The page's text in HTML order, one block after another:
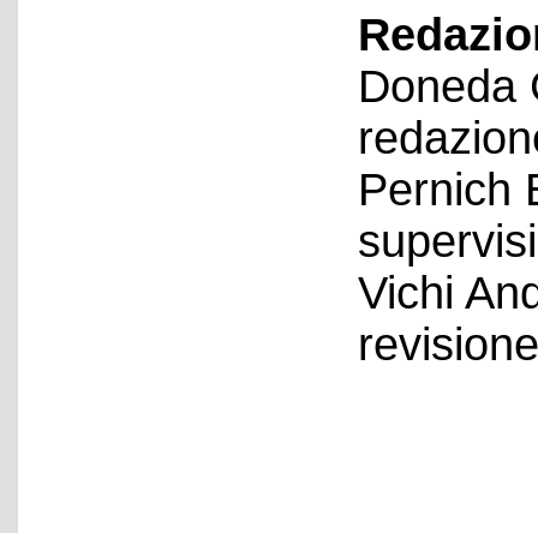
Doneda
Pernich
Vichi
revisione